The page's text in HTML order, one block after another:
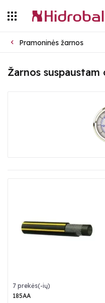
Pramoninės žarnos
Žarnos suspaustam
7 prekės(-ių)
185AA